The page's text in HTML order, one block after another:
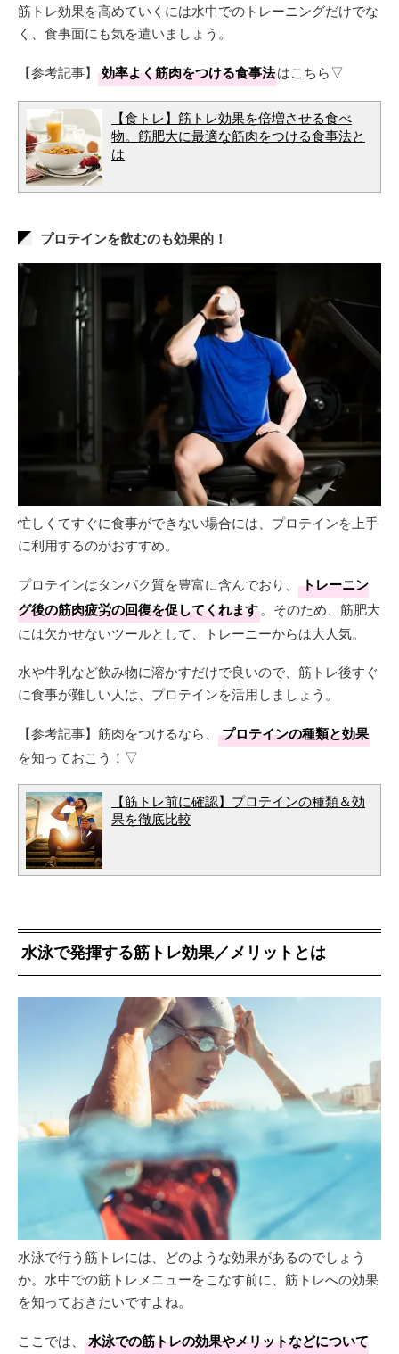
筋トレ効果を高めていくには水中でのトレーニングだけでな
く、食事面にも気を遣いましょう。
【参考記事】 効率よく筋肉をつける食事法はこちら▽
【食トレ】筋トレ効果を倍増させる食べ
物。筋肥大に最適な筋肉をつける食事法と
は
プロテインを飲むのも効果的！
忙しくてすぐに食事ができない場合には、プロテインを上手
に利用するのがおすすめ。
プロテインはタンパク質を豊富に含んでおり、
トレーニン
グ後の筋肉疲労の回復を促してくれます。そのため、筋肥大
には欠かせないツールとして、トレーニーからは大人気。
水や牛乳など飲み物に溶かすだけで良いので、筋トレ後すぐ
に食事が難しい人は、プロテインを活用しましょう。
【参考記事】筋肉をつけるなら、 プロテインの種類と効果
を知っておこう！▽
【筋トレ前に確認】プロテインの種類＆効
果を徹底比較
水泳で発揮する筋トレ効果／メリットとは
水泳で行う筋トレには、どのような効果があるのでしょう
か。水中での筋トレメニューをこなす前に、筋トレへの効果
を知っておきたいですよね。
ここでは、 水泳での筋トレの効果やメリットなどについて